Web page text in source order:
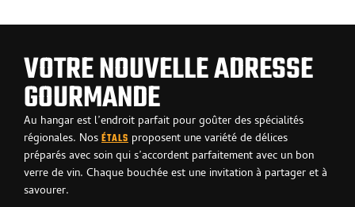
VOTRE NOUVELLE ADRESSE
GOURMANDE
Au hangar est l’endroit parfait pour goûter des spécialités
régionales. Nos ÉTALS proposent une variété de délices
préparés avec soin qui s’accordent parfaitement avec un bon
verre de vin. Chaque bouchée est une invitation à partager et à
savourer.